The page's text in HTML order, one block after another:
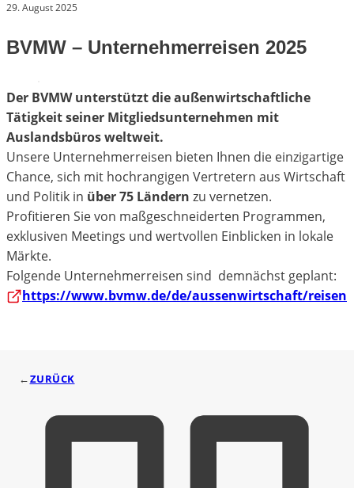
29. August 2025
BVMW – Unternehmerreisen 2025
Der BVMW unterstützt die außenwirtschaftliche
Tätigkeit seiner Mitgliedsunternehmen mit
Auslandsbüros weltweit.
Unsere Unternehmerreisen bieten Ihnen die einzigartige
Chance, sich mit hochrangigen Vertretern aus Wirtschaft
und Politik in über 75 Ländern zu vernetzen.
Profitieren Sie von maßgeschneiderten Programmen,
exklusiven Meetings und wertvollen Einblicken in lokale
Märkte.
Folgende Unternehmerreisen sind demnächst geplant:
https://www.bvmw.de/de/aussenwirtschaft/reisen
←ZURÜCK